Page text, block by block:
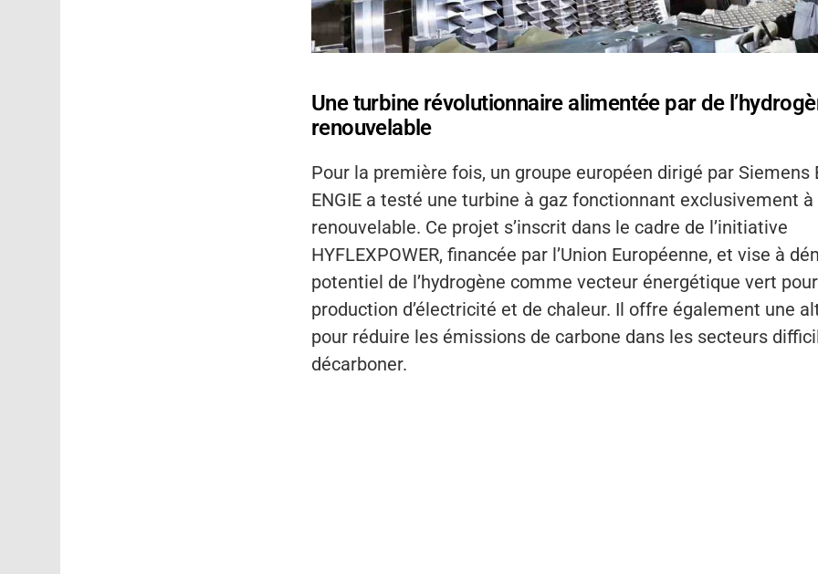
Une turbine révolutionnaire alimentée par de
renouvelable
Pour la première fois, un groupe européen dirigé par Siemens
ENGIE a testé une turbine à gaz fonctionnant exclusivement à
renouvelable. Ce projet s’inscrit dans le cadre de l’initiative
HYFLEXPOWER, financée par l’Union Européenne, et vise à
potentiel de l’hydrogène comme vecteur énergétique vert
production d’électricité et de chaleur. Il offre également une
pour réduire les émissions de carbone dans les secteurs
décarboner.